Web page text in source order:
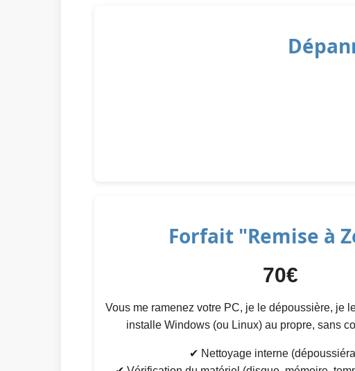
Forfait "Remise à
70€
Vous me ramenez votre PC, je le dépoussière, je
installe Windows (ou Linux) au propre, sans
✔ Nettoyage interne